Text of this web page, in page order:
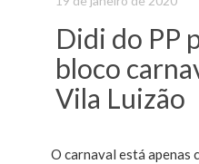
Didi do PP
bloco
Vila Luizão
O carnaval está apenas